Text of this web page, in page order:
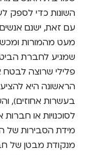
השונות כדי לספק
עם זאת, ישנם
מעט מהמורות
שמגיע לחברת
הראשונה היא
בעשרות אחוזים),
לסוכנויות או
מידת הסבירות של
מנקודת מבטן של